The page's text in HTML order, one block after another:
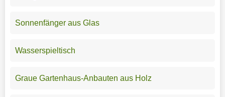
Sonnenfänger aus Glas
Wasserspieltisch
Graue Gartenhaus-Anbauten aus Holz